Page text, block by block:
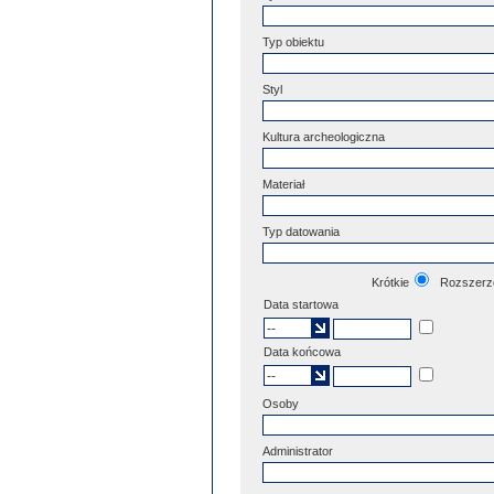
Typ obiektu
Styl
Kultura archeologiczna
Materiał
Typ datowania
Krótkie
Data startowa
Data końcowa
Osoby
Administrator